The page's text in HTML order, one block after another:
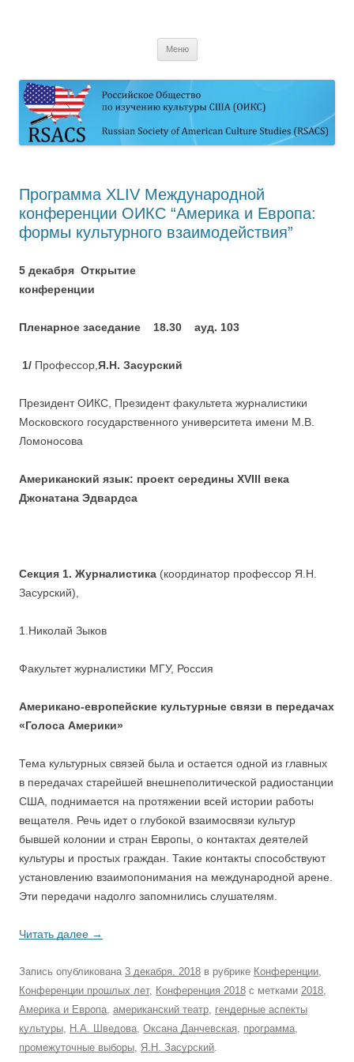
Меню
Программа XLIV Международной
конференции ОИКС “Америка и Европа:
формы культурного взаимодействия”
5 декабря Открытие
конференции
Пленарное заседание 18.30 ауд. 103
1/ Профессор,Я.Н. Засурский
Президент ОИКС, Президент факультета журналистики
Московского государственного университета имени М.В.
Ломоносова
Американский язык: проект середины XVIII века
Джонатана Эдвардса
Секция 1. Журналистика (координатор профессор Я.Н.
Засурский),
1.Николай Зыков
Факультет журналистики МГУ, Россия
Американо-европейские культурные связи в передачах
«Голоса Америки»
Тема культурных связей была и остается одной из главных
в передачах старейшей внешнеполитической радиостанции
США, поднимается на протяжении всей истории работы
вещателя. Речь идет о глубокой взаимосвязи культур
бывшей колонии и стран Европы, о контактах деятелей
культуры и простых граждан. Такие контакты способствуют
установлению взаимопонимания на международной арене.
Эти передачи надолго запомнились слушателям.
Читать далее →
Запись опубликована 3 декабря, 2018 в рубрике Конференции,
Конференции прошлых лет, Конференция 2018 с метками 2018,
Америка и Европа, американский театр, гендерные аспекты
культуры, Н.А. Шведова, Оксана Данчевская, программа,
промежуточные выборы, Я.Н. Засурский.